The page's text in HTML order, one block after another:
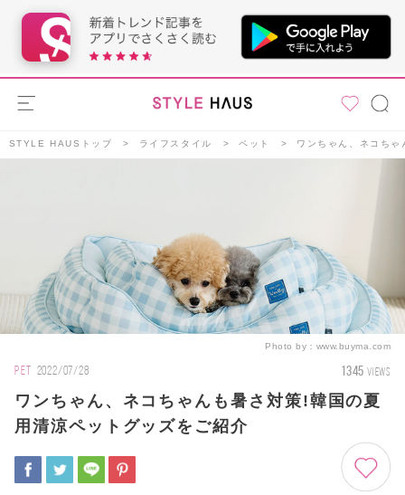
STYLE HAUSトップ ライフスタイル ペット ワンちゃん、ネコち
Photo by： www.buyma.com
PET 2022/07/28 1345 VIEWS
ワンちゃん、ネコちゃんも暑さ対策!韓国の夏
用清涼ペットグッズをご紹介